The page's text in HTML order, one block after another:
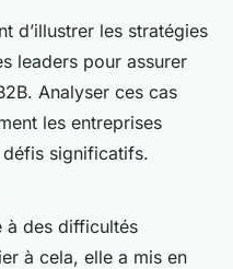
d’illustrer les stratégies
leaders pour assurer
Analyser ces cas
les entreprises
significatifs.
à des difficultés
à cela, elle a mis en